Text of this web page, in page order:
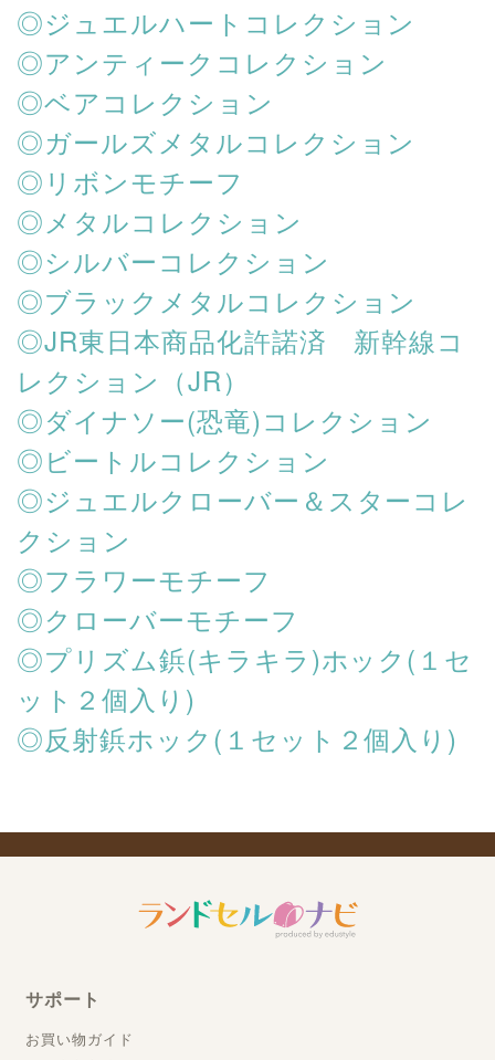
◎ジュエルハートコレクション
◎アンティークコレクション
◎ベアコレクション
◎ガールズメタルコレクション
◎リボンモチーフ
◎メタルコレクション
◎シルバーコレクション
◎ブラックメタルコレクション
◎JR東日本商品化許諾済 新幹線コ
レクション（JR）
◎ダイナソー(恐竜)コレクション
◎ビートルコレクション
◎ジュエルクローバー＆スターコレ
クション
◎フラワーモチーフ
◎クローバーモチーフ
◎プリズム鋲(キラキラ)ホック(１セ
ット２個入り)
◎反射鋲ホック(１セット２個入り)
サポート
お買い物ガイド